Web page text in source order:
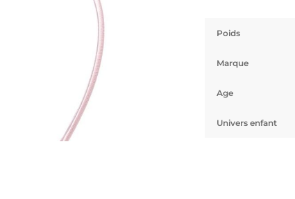
Poids
Marque
Age
Univers enfant